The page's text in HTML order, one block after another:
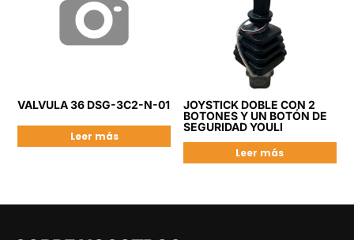
VALVULA 36 DSG-3C2-N-01
Leer más
JOYSTICK DOBLE CON 2
BOTONES Y UN BOTÓN DE
SEGURIDAD YOULI
Leer más